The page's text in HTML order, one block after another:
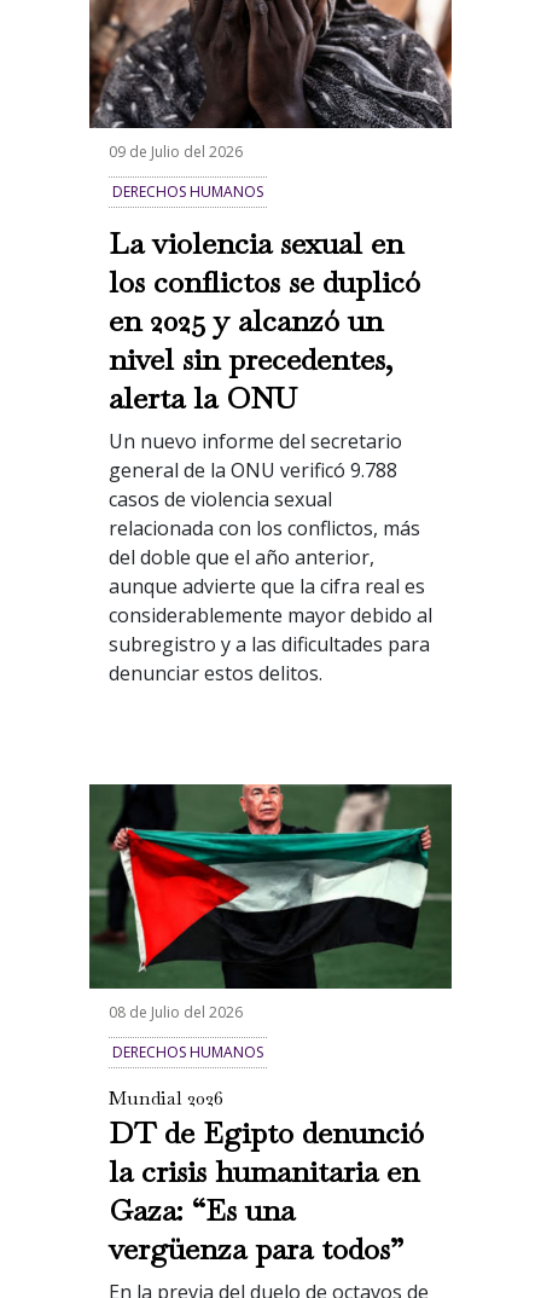
09 de Julio del 2026
DERECHOS HUMANOS
La violencia sexual en
los conflictos se duplicó
en 2025 y alcanzó un
nivel sin precedentes,
alerta la ONU
Un nuevo informe del secretario
general de la ONU verificó 9.788
casos de violencia sexual
relacionada con los conflictos, más
del doble que el año anterior,
aunque advierte que la cifra real es
considerablemente mayor debido al
subregistro y a las dificultades para
denunciar estos delitos.
08 de Julio del 2026
DERECHOS HUMANOS
Mundial 2026
DT de Egipto denunció
la crisis humanitaria en
Gaza: “Es una
vergüenza para todos”
En la previa del duelo de octavos de